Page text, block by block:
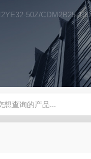
50Z/CDM2B25-100
AC220V